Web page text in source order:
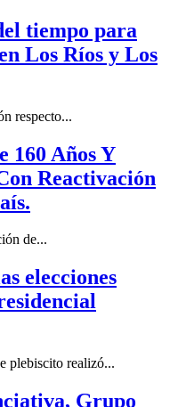
tiempo para
Los Ríos y Los
respecto...
160 Años Y
Reactivación
de...
elecciones
plebiscito realizó...
Grupo